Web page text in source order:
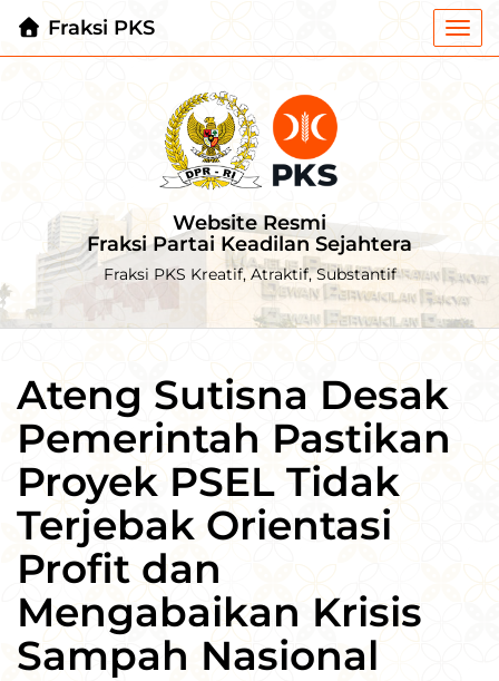
Fraksi PKS
Website Resmi
Fraksi Partai Keadilan Sejahtera
Fraksi PKS Kreatif, Atraktif, Substantif
Ateng Sutisna Desak
Pemerintah Pastikan
Proyek PSEL Tidak
Terjebak Orientasi
Profit dan
Mengabaikan Krisis
Sampah Nasional